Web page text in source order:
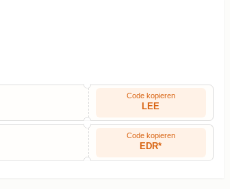
Code kopieren
LEE
Code kopieren
EDR*